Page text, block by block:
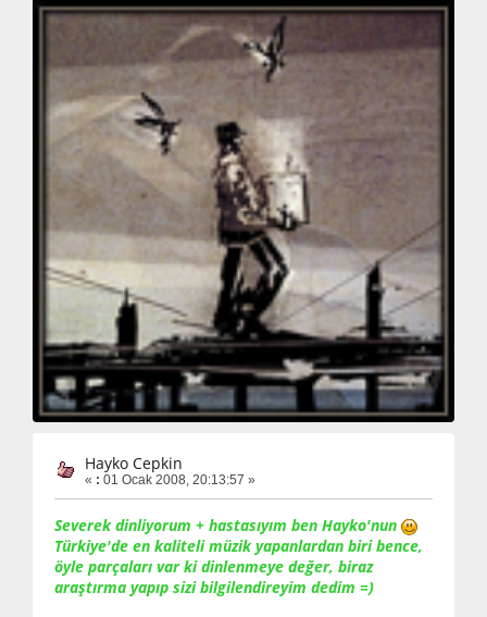
Hayko Cepkin
« : 01 Ocak 2008, 20:13:57 »
Severek dinliyorum + hastasıyım ben Hayko'nun
Türkiye'de en kaliteli müzik yapanlardan biri bence,
öyle parçaları var ki dinlenmeye değer, biraz
araştırma yapıp sizi bilgilendireyim dedim =)